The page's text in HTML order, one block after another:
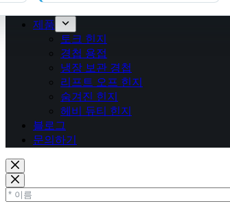
제품
토크 힌지
경첩 용접
냉장 보관 경첩
리프트 오프 힌지
숨겨진 힌지
헤비 듀티 힌지
블로그
문의하기